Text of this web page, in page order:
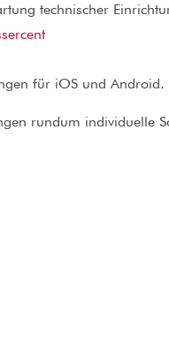
technischer
für iOS und Android.
rundum individuelle